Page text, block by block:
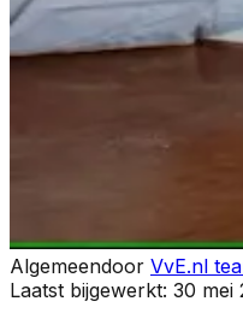
Algemeendoor VvE.nl
Laatst bijgewerkt: 30 mei